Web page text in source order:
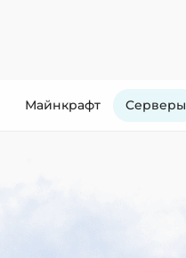
Майнкрафт Cерверы